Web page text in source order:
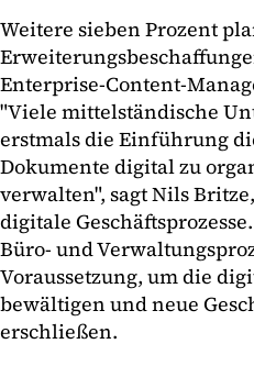
Weitere sieben Prozent
Enterprise-Content-
"Viele mittelständische
erstmals die Einführung
Dokumente digital zu
verwalten", sagt Nils
digitale
Büro- und
Voraussetzung, um die
bewältigen und neue
erschließen.